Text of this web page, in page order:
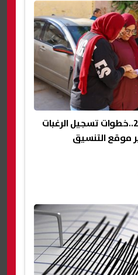
تنسيق الجامعات 2026..خطوات تسجيل الرغبات
موقع التنسيق